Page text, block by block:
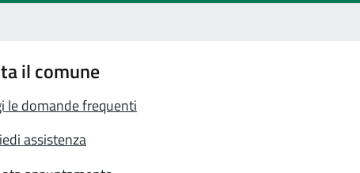
il comune
le domande frequenti
assistenza